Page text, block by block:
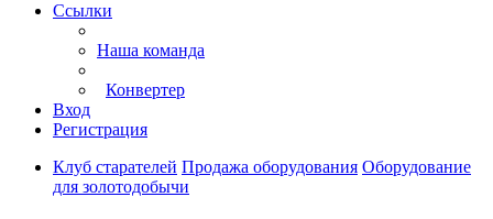
Ссылки
Наша команда
Конвертер
Вход
Регистрация
Клуб старателей Продажа оборудования Оборудование
для золотодобычи